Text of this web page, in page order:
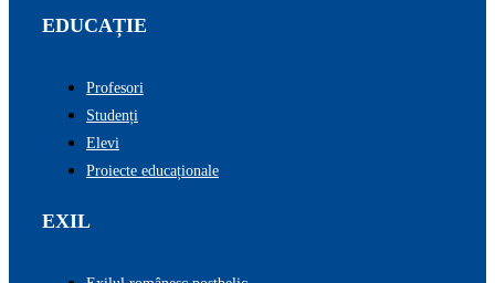
EDUCAȚIE
Profesori
Studenți
Elevi
Proiecte educaționale
EXIL